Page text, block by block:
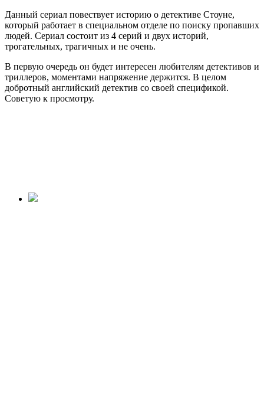
Данный сериал повествует историю о детективе Стоуне,
который работает в специальном отделе по поиску пропавших
людей. Сериал состоит из 4 серий и двух историй,
трогательных, трагичных и не очень.
В первую очередь он будет интересен любителям детективов и
триллеров, моментами напряжение держится. В целом
добротный английский детектив со своей спецификой.
Советую к просмотру.